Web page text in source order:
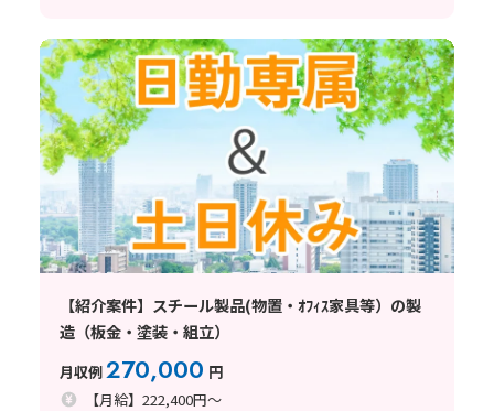
【紹介案件】スチール製品(物置・ｵﾌｨｽ家具等）の製
造（板金・塗装・組立）
月収例270,000 円
【月給】222,400円～